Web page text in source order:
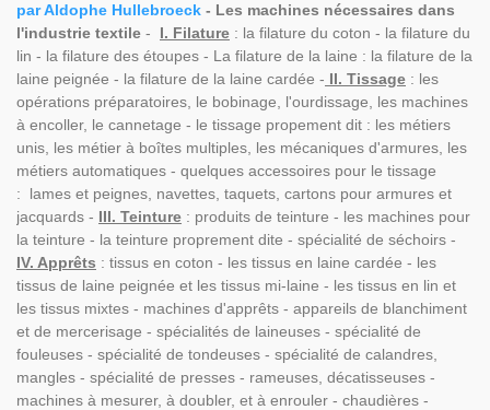
par Aldophe Hullebroeck - Les machines nécessaires dans
l'industrie textile - I. Filature : la filature du coton - la filature du
lin - la filature des étoupes - La filature de la laine : la filature de la
laine peignée - la filature de la laine cardée - II. Tissage : les
opérations préparatoires, le bobinage, l'ourdissage, les machines
à encoller, le cannetage - le tissage propement dit : les métiers
unis, les métier à boîtes multiples, les mécaniques d'armures, les
métiers automatiques - quelques accessoires pour le tissage
: lames et peignes, navettes, taquets, cartons pour armures et
jacquards - III. Teinture : produits de teinture - les machines pour
la teinture - la teinture proprement dite - spécialité de séchoirs -
IV. Apprêts : tissus en coton - les tissus en laine cardée - les
tissus de laine peignée et les tissus mi-laine - les tissus en lin et
les tissus mixtes - machines d'apprêts - appareils de blanchiment
et de mercerisage - spécialités de laineuses - spécialité de
fouleuses - spécialité de tondeuses - spécialité de calandres,
mangles - spécialité de presses - rameuses, décatisseuses -
machines à mesurer, à doubler, et à enrouler - chaudières -